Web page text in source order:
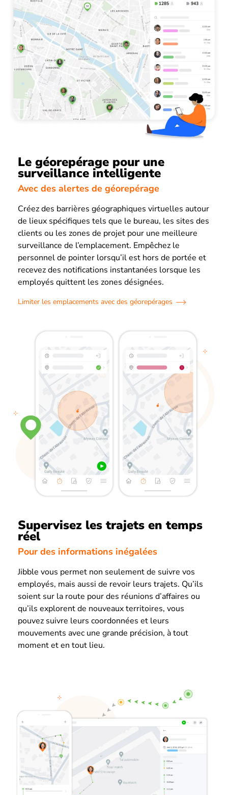
Le géorepérage pour une
surveillance intelligente
Avec des alertes de géorepérage
Créez des barrières géographiques virtuelles autour
de lieux spécifiques tels que le bureau, les sites des
clients ou les zones de projet pour une meilleure
surveillance de l’emplacement. Empêchez le
personnel de pointer lorsqu’il est hors de portée et
recevez des notifications instantanées lorsque les
employés quittent les zones désignées.
Limiter les emplacements avec des géorepérages
Supervisez les trajets en temps
réel
Pour des informations inégalées
Jibble vous permet non seulement de suivre vos
employés, mais aussi de revoir leurs trajets. Qu’ils
soient sur la route pour des réunions d’affaires ou
qu’ils explorent de nouveaux territoires, vous
pouvez suivre leurs coordonnées et leurs
mouvements avec une grande précision, à tout
moment et en tout lieu.